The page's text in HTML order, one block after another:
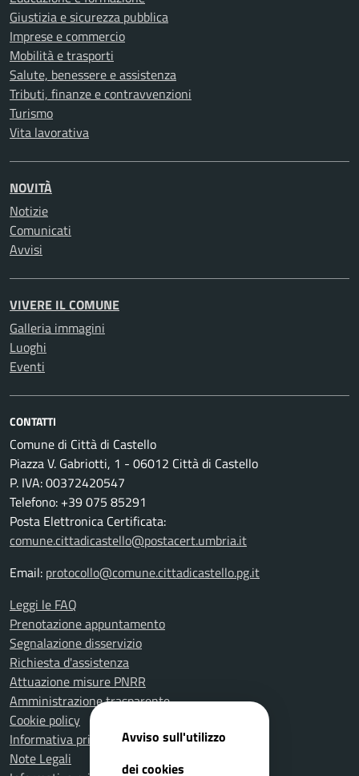
Giustizia e sicurezza pubblica
Imprese e commercio
Mobilità e trasporti
Salute, benessere e assistenza
Tributi, finanze e contravvenzioni
Turismo
Vita lavorativa
NOVITÀ
Notizie
Comunicati
Avvisi
VIVERE IL COMUNE
Galleria immagini
Luoghi
Eventi
CONTATTI
Comune di Città di Castello
Piazza V. Gabriotti, 1 - 06012 Città di Castello
P. IVA: 00372420547
Telefono: +39 075 85291
Posta Elettronica Certificata:
comune.cittadicastello@postacert.umbria.it
Email: protocollo@comune.cittadicastello.pg.it
Leggi le FAQ
Prenotazione appuntamento
Segnalazione disservizio
Richiesta d'assistenza
Attuazione misure PNRR
Amministrazione trasparente
Cookie policy
Informativa privacy
Note Legali
Avviso sull'utilizzo
dei cookies